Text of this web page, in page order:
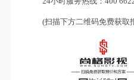
(扫描下方二维码免费获取